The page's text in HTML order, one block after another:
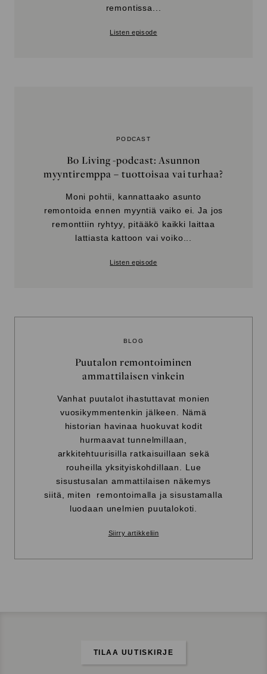
remontissa...
Listen episode
PODCAST
Bo Living -podcast: Asunnon
myyntiremppa – tuottoisaa vai turhaa?
Moni pohtii, kannattaako asunto
remontoida ennen myyntiä vaiko ei. Ja jos
remonttiin ryhtyy, pitääkö kaikki laittaa
lattiasta kattoon vai voiko...
Listen episode
BLOG
Puutalon remontoiminen
ammattilaisen vinkein
Vanhat puutalot ihastuttavat monien
vuosikymmentenkin jälkeen. Nämä
historian havinaa huokuvat kodit
hurmaavat tunnelmillaan,
arkkitehtuurisilla ratkaisuillaan sekä
rouheilla yksityiskohdillaan. Lue
sisustusalan ammattilaisen näkemys
siitä, miten remontoimalla ja sisustamalla
luodaan unelmien puutalokoti.
Siirry artikkeliin
TILAA UUTISKIRJE